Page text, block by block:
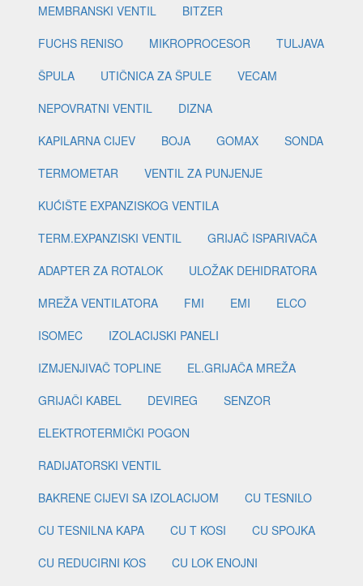
MEMBRANSKI VENTIL
BITZER
FUCHS RENISO
MIKROPROCESOR
TULJAVA
ŠPULA
UTIČNICA ZA ŠPULE
VECAM
NEPOVRATNI VENTIL
DIZNA
KAPILARNA CIJEV
BOJA GOMAX
SONDA
TERMOMETAR
VENTIL ZA PUNJENJE
KUĆIŠTE EXPANZISKOG VENTILA
TERM.EXPANZISKI VENTIL
GRIJAČ ISPARIVAČA
ADAPTER ZA ROTALOK
ULOŽAK DEHIDRATORA
MREŽA VENTILATORA
FMI EMI
ELCO
ISOMEC
IZOLACIJSKI PANELI
IZMJENJIVAČ TOPLINE
EL.GRIJAČA MREŽA
GRIJAČI KABEL
DEVIREG
SENZOR
ELEKTROTERMIČKI POGON
RADIJATORSKI VENTIL
BAKRENE CIJEVI SA IZOLACIJOM
CU TESNILO
CU TESNILNA KAPA
CU T KOSI
CU SPOJKA
CU REDUCIRNI KOS
CU LOK ENOJNI